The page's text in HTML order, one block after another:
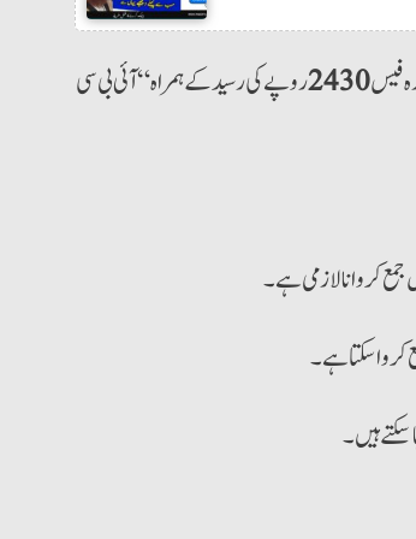
فیس2430روپے کی رسید کے ہمراہ “آئی بی سی
کروا سکتا ہے۔
ہیں۔